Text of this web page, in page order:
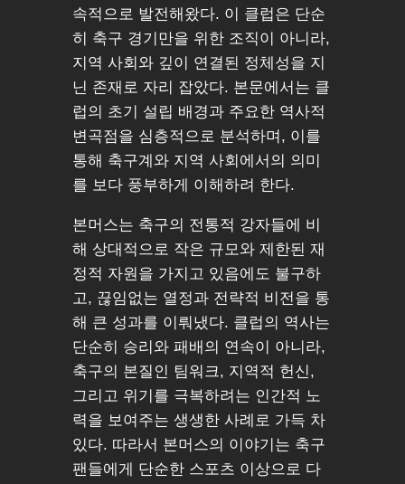
속적으로 발전해왔다. 이 클럽은 단순
히 축구 경기만을 위한 조직이 아니라,
지역 사회와 깊이 연결된 정체성을 지
닌 존재로 자리 잡았다. 본문에서는 클
럽의 초기 설립 배경과 주요한 역사적
변곡점을 심층적으로 분석하며, 이를
통해 축구계와 지역 사회에서의 의미
를 보다 풍부하게 이해하려 한다.
본머스는 축구의 전통적 강자들에 비
해 상대적으로 작은 규모와 제한된 재
정적 자원을 가지고 있음에도 불구하
고, 끊임없는 열정과 전략적 비전을 통
해 큰 성과를 이뤄냈다. 클럽의 역사는
단순히 승리와 패배의 연속이 아니라,
축구의 본질인 팀워크, 지역적 헌신,
그리고 위기를 극복하려는 인간적 노
력을 보여주는 생생한 사례로 가득 차
있다. 따라서 본머스의 이야기는 축구
팬들에게 단순한 스포츠 이상으로 다